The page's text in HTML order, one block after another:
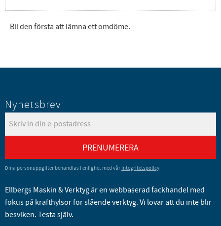
Bli den första att lämna ett omdöme.
Nyhetsbrev
PRENUMERERA
Dina personuppgifter behandlas i enlighet med vår integritetspolicy.
Ellbergs Maskin & Verktyg är en webbaserad fackhandel med
fokus på krafthylsor för slående verktyg. Vi lovar att du inte blir
besviken. Testa själv.